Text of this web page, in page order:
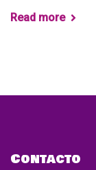
Read more
Contacto